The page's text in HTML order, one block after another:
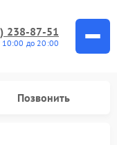
238-87-51
10:00 до 20:00
Позвонить